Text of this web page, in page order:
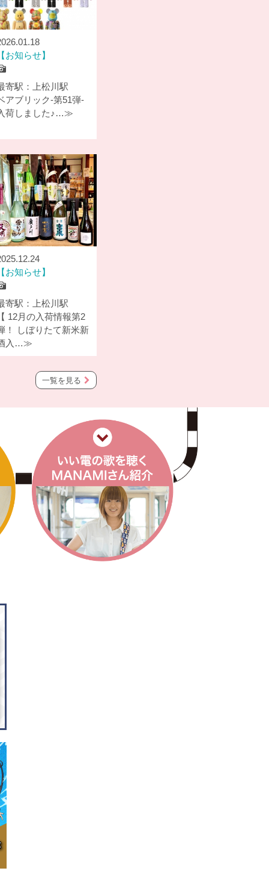
お知らせ
寄駅：上松川駅
アブリック-第51弾-
荷しました♪…≫
お知らせ
寄駅：上松川駅
12月の入荷情報第2
！ しぼりたて新米新
入…≫
一覧を見る